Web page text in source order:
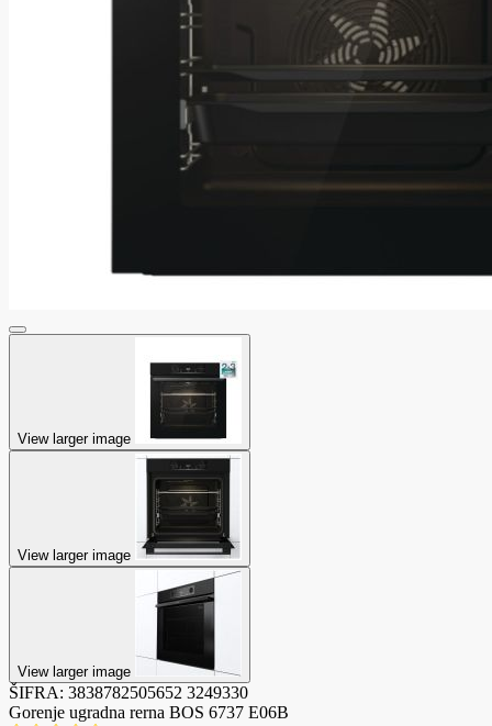
View larger image
View larger image
View larger image
ŠIFRA: 3838782505652 3249330
Gorenje ugradna rerna BOS 6737 E06B